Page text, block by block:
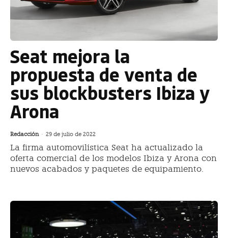
Seat mejora la
propuesta de venta de
sus blockbusters Ibiza y
Arona
Redacción - 29 de julio de 2022
La firma automovilística Seat ha actualizado la
oferta comercial de los modelos Ibiza y Arona con
nuevos acabados y paquetes de equipamiento.